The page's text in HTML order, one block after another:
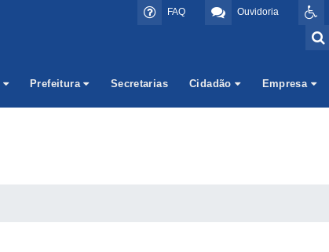
Ouvidoria
FAQ
Prefeitura Secretarias Cidadão Empresa